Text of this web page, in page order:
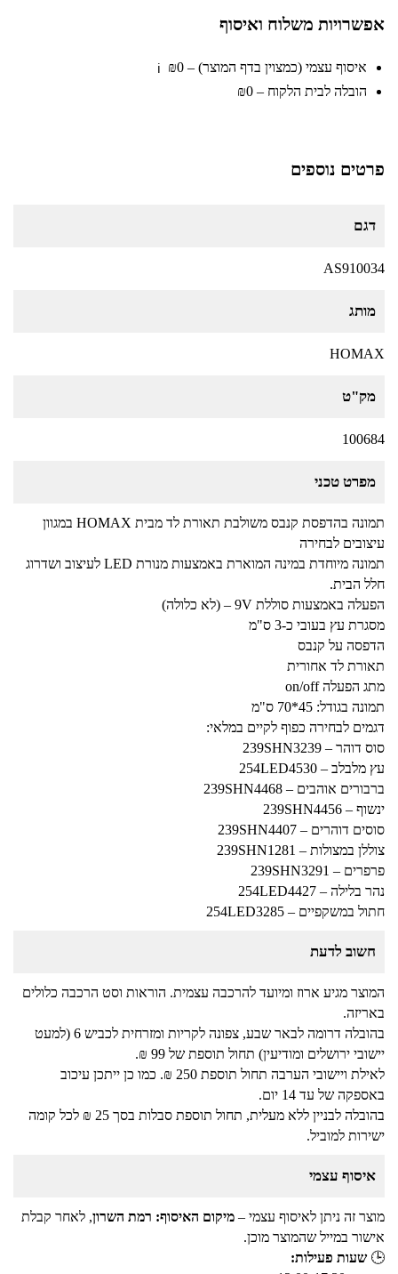
אפשרויות משלוח ואיסוף
איסוף עצמי (כמצוין בדף המוצר) – ₪0 ℹ️
הובלה לבית הלקוח – ₪0
פרטים נוספים
דגם
AS910034
מותג
HOMAX
מק"ט
100684
מפרט טכני
תמונה בהדפסת קנבס משולבת תאורת לד מבית HOMAX במגוון
עיצובים לבחירה
תמונה מיוחדת במינה המוארת באמצעות מנורת LED לעיצוב ושדרוג
חלל הבית.
הפעלה באמצעות סוללת 9V – (לא כלולה)
מסגרת עץ בעובי כ-3 ס"מ
הדפסה על קנבס
תאורת לד אחורית
מתג הפעלה on/off
תמונה בגודל: 45*70 ס"מ
דגמים לבחירה כפוף לקיים במלאי:
סוס דוהר – 239SHN3239
עץ מלבלב – 254LED4530
ברבורים אוהבים – 239SHN4468
ינשוף – 239SHN4456
סוסים דוהרים – 239SHN4407
צוללן במצולות – 239SHN1281
פרפרים – 239SHN3291
נהר בלילה – 254LED4427
חתול במשקפיים – 254LED3285
חשוב לדעת
המוצר מגיע ארוז ומיועד להרכבה עצמית. הוראות וסט הרכבה כלולים
באריזה.
בהובלה דרומה לבאר שבע, צפונה לקריות ומזרחית לכביש 6 (למעט
יישובי ירושלים ומודיעין) תחול תוספת של 99 ₪.
לאילת ויישובי הערבה תחול תוספת 250 ₪. כמו כן ייתכן עיכוב
באספקה של עד 14 יום.
בהובלה לבניין ללא מעלית, תחול תוספת סבלות בסך 25 ₪ לכל קומה
ישירות למוביל.
איסוף עצמי
מוצר זה ניתן לאיסוף עצמי – מיקום האיסוף: רמת השרון, לאחר קבלת
אישור במייל שהמוצר מוכן.
🕒 שעות פעילות: